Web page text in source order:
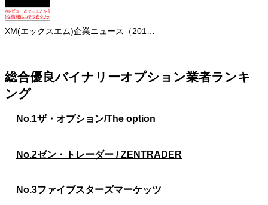
XM(エックスエム)企業ニュース（201…
総合優良バイナリーオプション業者ランキ
ング
No.1ザ・オプション/The option
No.2ゼン・トレーダー / ZENTRADER
No.3ファイブスターズマーケッツ